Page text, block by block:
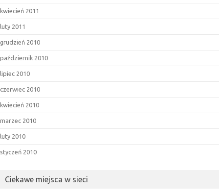
kwiecień 2011
luty 2011
grudzień 2010
październik 2010
lipiec 2010
czerwiec 2010
kwiecień 2010
marzec 2010
luty 2010
styczeń 2010
Ciekawe miejsca w sieci